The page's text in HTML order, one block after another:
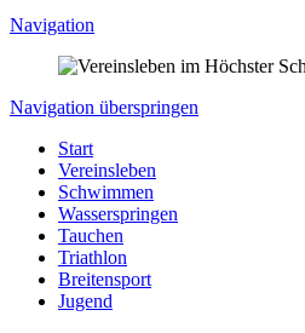
Navigation
Navigation überspringen
Start
Vereinsleben
Schwimmen
Wasserspringen
Tauchen
Triathlon
Breitensport
Jugend